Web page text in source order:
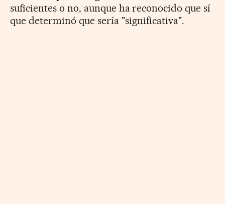
suficientes o no, aunque ha reconocido que sí
que determinó que sería "significativa".